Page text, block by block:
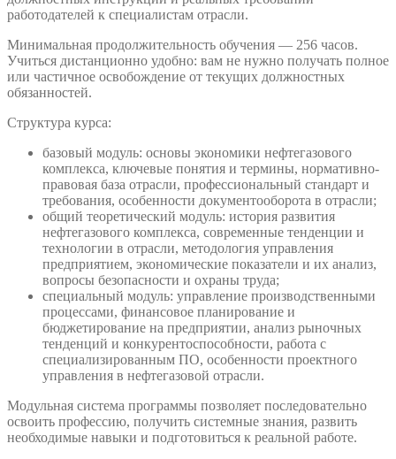
работодателей к специалистам отрасли.
Минимальная продолжительность обучения — 256 часов.
Учиться дистанционно удобно: вам не нужно получать полное
или частичное освобождение от текущих должностных
обязанностей.
Структура курса:
базовый модуль: основы экономики нефтегазового
комплекса, ключевые понятия и термины, нормативно-
правовая база отрасли, профессиональный стандарт и
требования, особенности документооборота в отрасли;
общий теоретический модуль: история развития
нефтегазового комплекса, современные тенденции и
технологии в отрасли, методология управления
предприятием, экономические показатели и их анализ,
вопросы безопасности и охраны труда;
специальный модуль: управление производственными
процессами, финансовое планирование и
бюджетирование на предприятии, анализ рыночных
тенденций и конкурентоспособности, работа с
специализированным ПО, особенности проектного
управления в нефтегазовой отрасли.
Модульная система программы позволяет последовательно
освоить профессию, получить системные знания, развить
необходимые навыки и подготовиться к реальной работе.